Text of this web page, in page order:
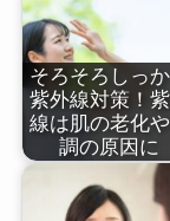
そろそろしっか
紫外線対策！
線は肌の老化
調の原因に